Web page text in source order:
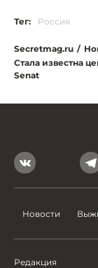
Тег: Россия
Secretmag.ru /
Стала известна
Senat
Новости
Редакция